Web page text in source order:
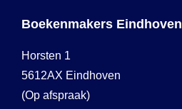
Boekenmakers Eindhoven
Horsten 1
5612AX Eindhoven
(Op afspraak)